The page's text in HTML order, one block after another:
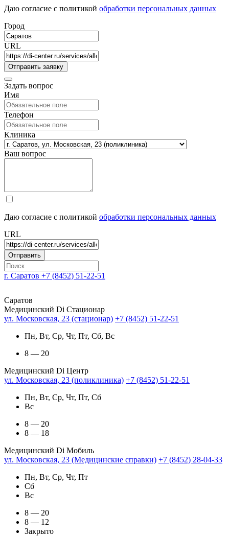
Даю согласие с политикой обработки персональных данных
Город
URL
Задать вопрос
Имя
Телефон
Клиника
Ваш вопрос
Даю согласие с политикой обработки персональных данных
URL
г. Саратов +7 (8452) 51-22-51
Саратов
Медицинский Di Стационар
ул. Московская, 23 (стационар) +7 (8452) 51-22-51
Пн, Вт, Ср, Чт, Пт, Сб, Вс
8 — 20
Медицинский Di Центр
ул. Московская, 23 (поликлиника) +7 (8452) 51-22-51
Пн, Вт, Ср, Чт, Пт, Сб
Вс
8 — 20
8 — 18
Медицинский Di Мобиль
ул. Московская, 23 (Медицинские справки) +7 (8452) 28-04-33
Пн, Вт, Ср, Чт, Пт
Сб
Вс
8 — 20
8 — 12
Закрыто